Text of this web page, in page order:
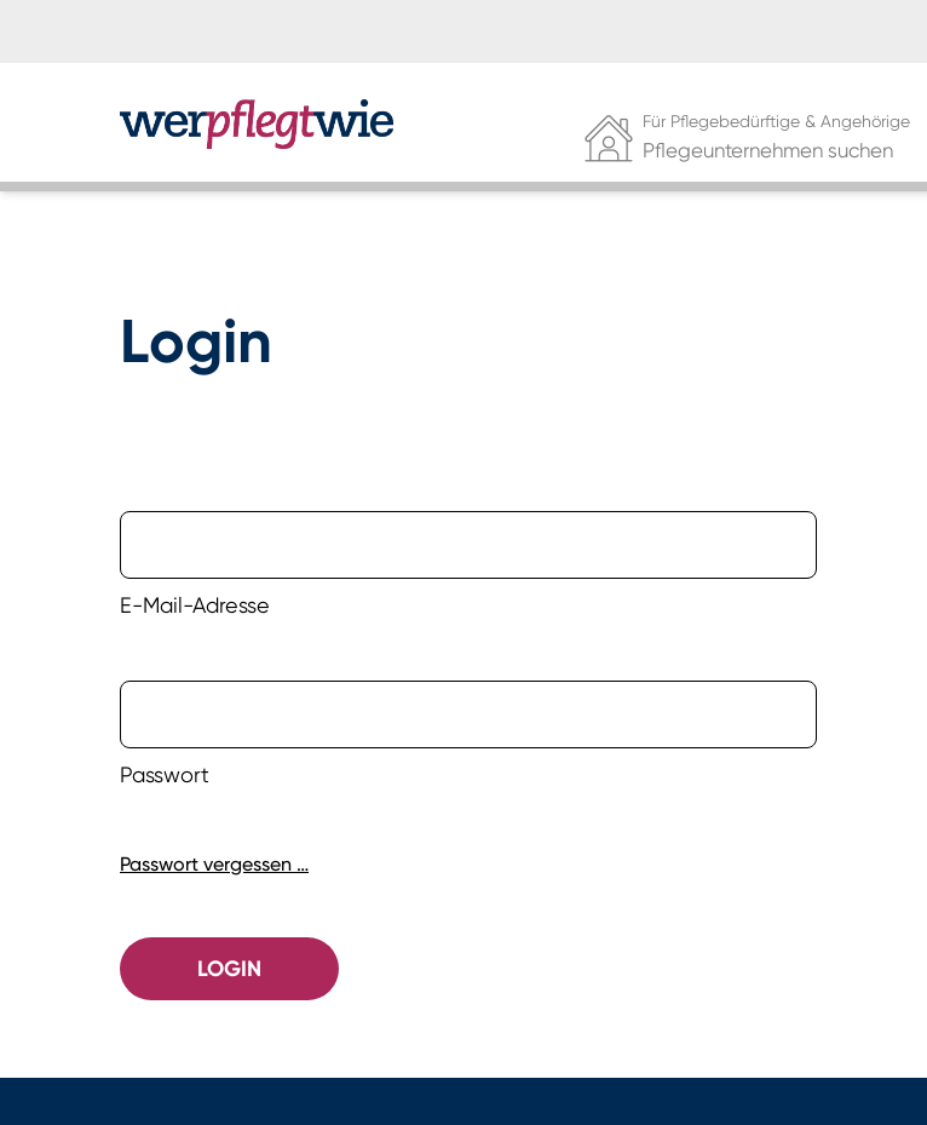
Für Pflegebedürftige & Angehörige
Pflegeunternehmen suchen
Login
E-Mail-Adresse
Passwort
Passwort vergessen …
LOGIN